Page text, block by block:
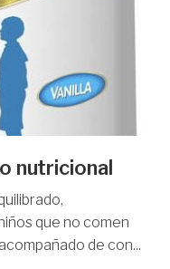
nutricional
que no comen
de con...